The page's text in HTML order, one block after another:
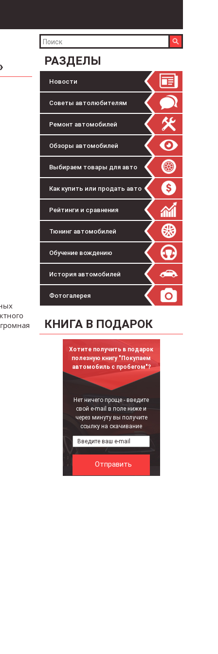
РАЗДЕЛЫ
Новости
Советы автолюбителям
Ремонт автомобилей
Обзоры автомобилей
Выбираем товары для авто
Как купить или продать авто
Рейтинги и сравнения
Тюнинг автомобилей
Обучение вождению
История автомобилей
Фотогалерея
КНИГА В ПОДАРОК
Хотите получить в подарок
полезную книгу "Покупаем
автомобиль с пробегом"?
Нет ничего проще - введите
свой e-mail в поле ниже и
через минуту вы получите
ссылку на скачивание